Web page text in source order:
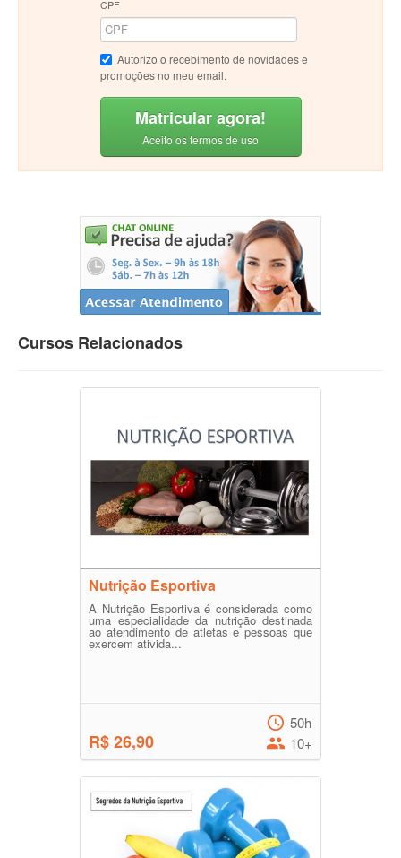
CPF
Autorizo o recebimento de novidades e
promoções no meu email.
Matricular agora!
Aceito os termos de uso
Cursos Relacionados
Nutrição Esportiva
A Nutrição Esportiva é considerada como
uma especialidade da nutrição destinada
ao atendimento de atletas e pessoas que
exercem ativida...
R$ 26,90
50h
10+